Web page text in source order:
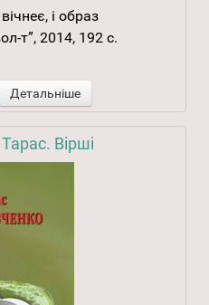
i образ
т”, 2014, 192 с.
Детальніше
Вірші